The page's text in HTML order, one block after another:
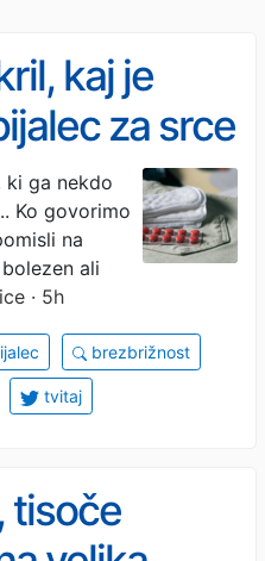
kaj je
za srce
holesterol
ki ga nekdo
Ko govorimo
na
ali
· 5h
brezbrižnost
tvitaj
tisoče